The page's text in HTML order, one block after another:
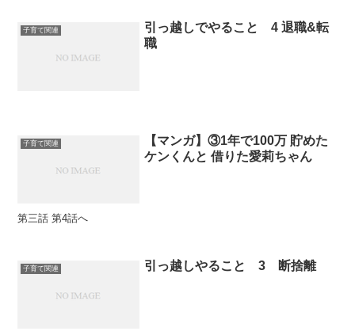
子育て関連
引っ越しでやること 4 退職&転
職
子育て関連
【マンガ】③1年で100万 貯めた
ケンくんと 借りた愛莉ちゃん
第三話 第4話へ
子育て関連 引っ越しやること 3 断捨離